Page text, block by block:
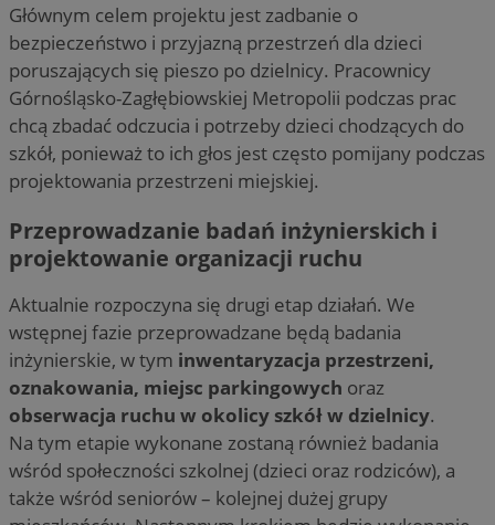
Głównym celem projektu jest zadbanie o
bezpieczeństwo i przyjazną przestrzeń dla dzieci
poruszających się pieszo po dzielnicy. Pracownicy
Górnośląsko-Zagłębiowskiej Metropolii podczas prac
chcą zbadać odczucia i potrzeby dzieci chodzących do
szkół, ponieważ to ich głos jest często pomijany podczas
projektowania przestrzeni miejskiej.
Przeprowadzanie badań inżynierskich i
projektowanie organizacji ruchu
Aktualnie rozpoczyna się drugi etap działań. We
wstępnej fazie przeprowadzane będą badania
inżynierskie, w tym inwentaryzacja przestrzeni,
oznakowania, miejsc parkingowych oraz
obserwacja ruchu w okolicy szkół w dzielnicy.
Na tym etapie wykonane zostaną również badania
wśród społeczności szkolnej (dzieci oraz rodziców), a
także wśród seniorów – kolejnej dużej grupy